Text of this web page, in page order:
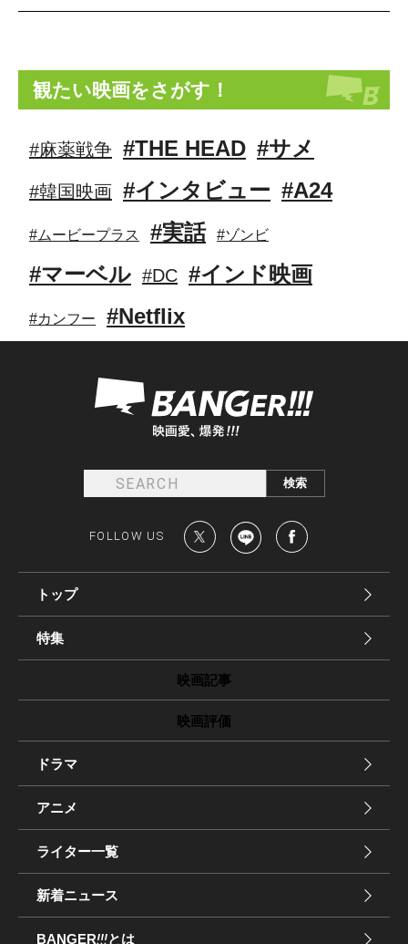
観たい映画をさがす！
#麻薬戦争 #THE HEAD #サメ
#韓国映画 #インタビュー #A24
#ムービープラス #実話 #ゾンビ
#マーベル #DC #インド映画
#カンフー #Netflix
FOLLOW US
トップ
特集
映画記事
映画評価
ドラマ
アニメ
ライター一覧
新着ニュース
BANGER!!!とは